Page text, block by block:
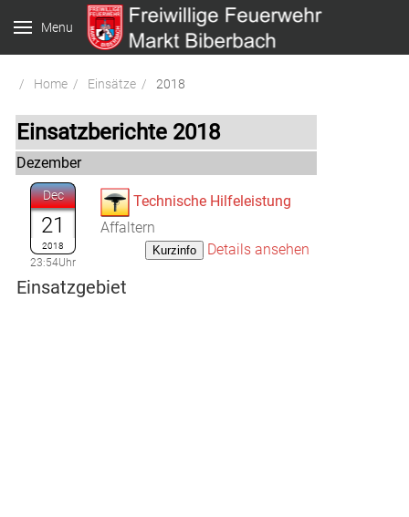
Menu
Home Einsätze 2018
Einsatzberichte 2018
Dezember
Dec
21
2018
23:54Uhr
Technische Hilfeleistung
Affaltern
Details ansehen
Einsatzgebiet